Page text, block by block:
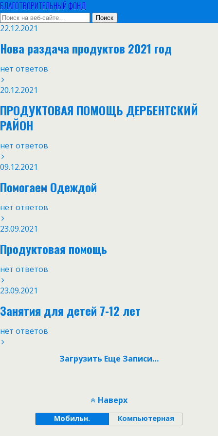
БЛАГОТВОРИТЕЛЬНЫЙ ФОНД
22.12.2021
Нова раздача продуктов 2021 год
нет ответов
20.12.2021
ПРОДУКТОВАЯ ПОМОЩЬ ДЕРБЕНТСКИЙ
РАЙОН
нет ответов
09.12.2021
Помогаем Одеждой
нет ответов
23.09.2021
Продуктовая помощь
нет ответов
23.09.2021
Занятия для детей 7-12 лет
нет ответов
Загрузить Еще Записи…
Наверх
Мобильн. Компьютерная